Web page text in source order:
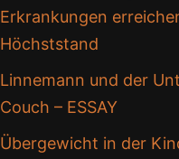
Erkrankungen
Höchststand
Linnemann und der
Couch – ESSAY
Übergewicht in der